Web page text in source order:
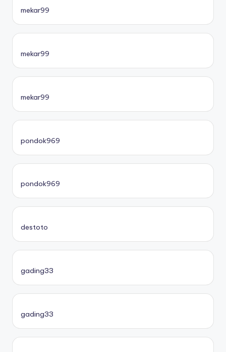
mekar99
mekar99
mekar99
pondok969
pondok969
destoto
gading33
gading33